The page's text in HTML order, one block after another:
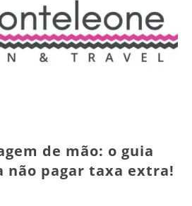
de mão: o guia
pagar taxa extra!